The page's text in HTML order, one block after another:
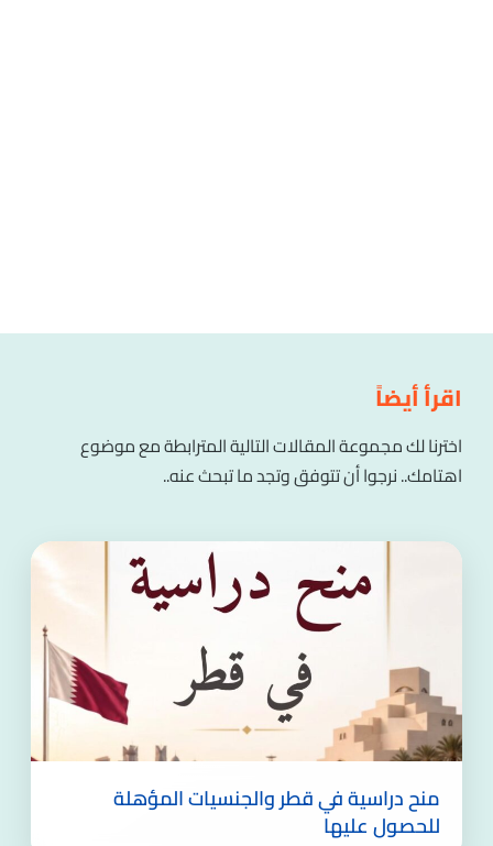
اقرأ أيضاً
اخترنا لك مجموعة المقالات التالية المترابطة مع موضوع
اهتامك.. نرجوا أن تتوفق وتجد ما تبحث عنه..
منح دراسية في قطر والجنسيات المؤهلة
للحصول عليها